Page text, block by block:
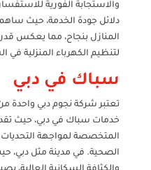
والاستجابة الفورية
دلائل جودة الخدمة، حيث
المنازل بنجاح، مما يعكس
لتنظيم الكهرباء المنزلية في
سباك في دبي
تعتبر شركة نجوم دبي واحدة
خدمات سباك في دبي، حيث
المتخصصة لمواجهة التحديات
الصحية. في مدينة مثل دبي،